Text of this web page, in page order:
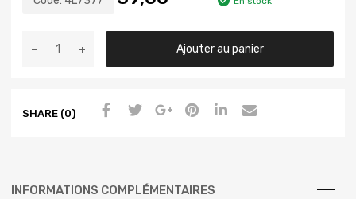
Ajouter au panier
SHARE (0)
INFORMATIONS COMPLÉMENTAIRES